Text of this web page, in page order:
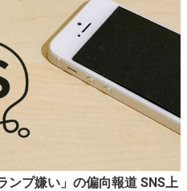
ンプ嫌い」の偏向報道 SNS上